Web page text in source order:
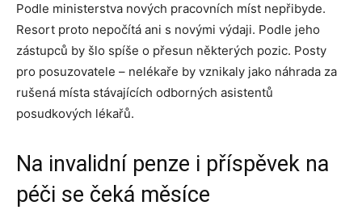
Podle ministerstva nových pracovních míst nepřibyde.
Resort proto nepočítá ani s novými výdaji. Podle jeho
zástupců by šlo spíše o přesun některých pozic. Posty
pro posuzovatele – nelékaře by vznikaly jako náhrada za
rušená místa stávajících odborných asistentů
posudkových lékařů.
Na invalidní penze i příspěvek na
péči se čeká měsíce